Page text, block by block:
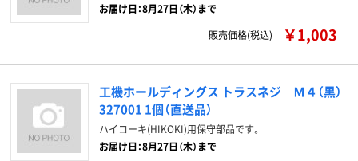
お届け日：8月27日（木）まで
販売価格(税込)
￥1,003
工機ホールディングス トラスネジ Ｍ４（黒）
327001 1個（直送品）
ハイコーキ(HIKOKI)用保守部品です。
お届け日：8月27日（木）まで